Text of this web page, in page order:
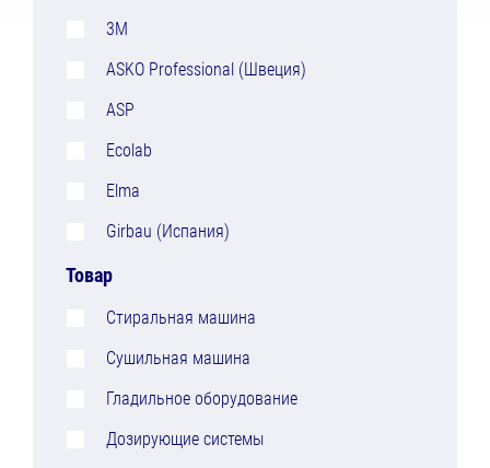
3M
ASKO Professional (Швеция)
ASP
Ecolab
Elma
Girbau (Испания)
Товар
Стиральная машина
Сушильная машина
Гладильное оборудование
Дозирующие системы